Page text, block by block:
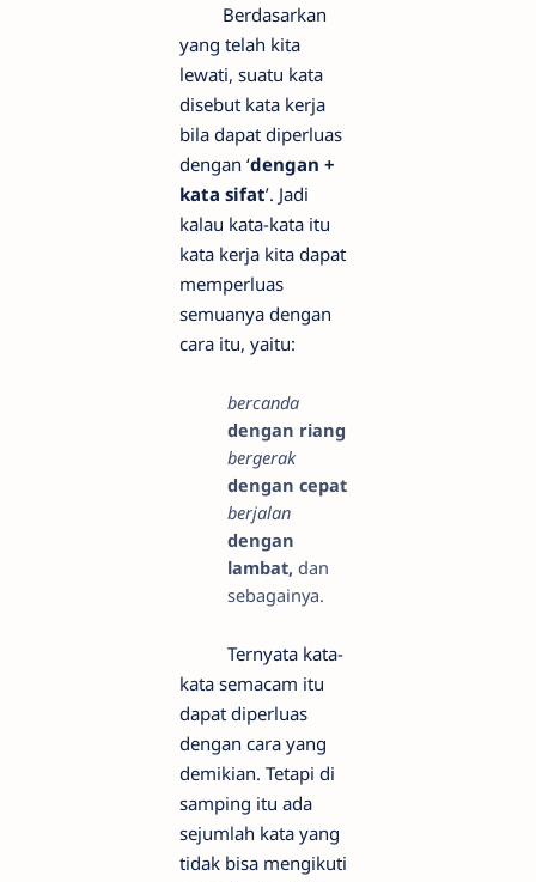
Berdasarkan
yang telah kita
lewati, suatu kata
disebut kata kerja
bila dapat diperluas
dengan ‘dengan +
kata sifat’. Jadi
kalau kata-kata itu
kata kerja kita dapat
memperluas
semuanya dengan
cara itu, yaitu:
bercanda
dengan riang
bergerak
dengan cepat
berjalan
dengan
lambat, dan
sebagainya.
Ternyata kata-
kata semacam itu
dapat diperluas
dengan cara yang
demikian. Tetapi di
samping itu ada
sejumlah kata yang
tidak bisa mengikuti